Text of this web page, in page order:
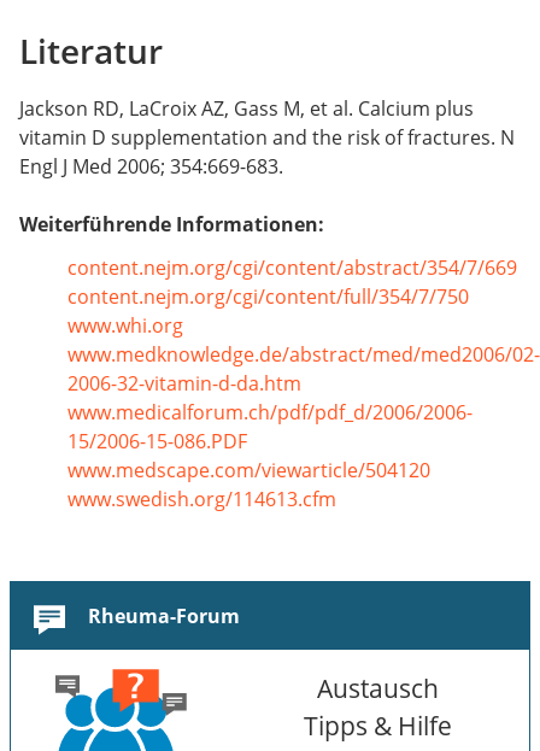
Literatur
Jackson RD, LaCroix AZ, Gass M, et al. Calcium plus
vitamin D supplementation and the risk of fractures. N
Engl J Med 2006; 354:669-683.
Weiterführende Informationen:
content.nejm.org/cgi/content/abstract/354/7/669
content.nejm.org/cgi/content/full/354/7/750
www.whi.org
www.medknowledge.de/abstract/med/med2006/02-
2006-32-vitamin-d-da.htm
www.medicalforum.ch/pdf/pdf_d/2006/2006-
15/2006-15-086.PDF
www.medscape.com/viewarticle/504120
www.swedish.org/114613.cfm
Rheuma-Forum
Austausch
Tipps & Hilfe